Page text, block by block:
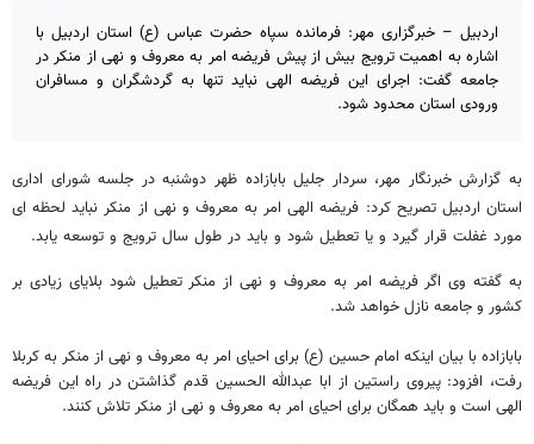
اردبیل – خبرگزاری مهر: فرمانده سپاه حضرت عباس (ع) استان اردبیل با
اشاره به اهمیت ترویج بیش از پیش فریضه امر به معروف و نهی از منکر در
جامعه گفت: اجرای این فریضه الهی نباید تنها به گردشگران و مسافران
ورودی استان محدود شود.
به گزارش خبرنگار مهر، سردار جلیل بابازاده ظهر دوشنبه در جلسه شورای اداری
استان اردبیل تصریح کرد: فریضه الهی امر به معروف و نهی از منکر نباید لحظه ای
مورد غفلت قرار گیرد و یا تعطیل شود و باید در طول سال ترویج و توسعه یابد.
به گفته وی اگر فریضه امر به معروف و نهی از منکر تعطیل شود بلایای زیادی بر
کشور و جامعه نازل خواهد شد.
بابازاده با بیان اینکه امام حسین (ع) برای احیای امر به معروف و نهی از منکر به کربلا
رفت، افزود: پیروی راستین از ابا عبدالله الحسین قدم گذاشتن در راه این فریضه
الهی است و باید همگان برای احیای امر به معروف و نهی از منکر تلاش کنند.